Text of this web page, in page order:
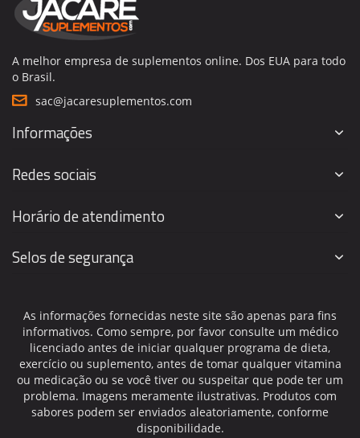
A melhor empresa de suplementos online. Dos EUA para todo
o Brasil.
sac@jacaresuplementos.com
Informações
Redes sociais
Horário de atendimento
Selos de segurança
As informações fornecidas neste site são apenas para fins
informativos. Como sempre, por favor consulte um médico
licenciado antes de iniciar qualquer programa de dieta,
exercício ou suplemento, antes de tomar qualquer vitamina
ou medicação ou se você tiver ou suspeitar que pode ter um
problema. Imagens meramente ilustrativas. Produtos com
sabores podem ser enviados aleatoriamente, conforme
disponibilidade.